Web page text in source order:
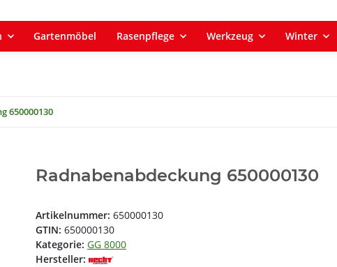
Gartenmöbel Rasenpflege Werkzeug Winter
650000130
Radnabenabdeckung 650000130
Artikelnummer: 650000130
GTIN: 650000130
Kategorie: GG 8000
Hersteller: